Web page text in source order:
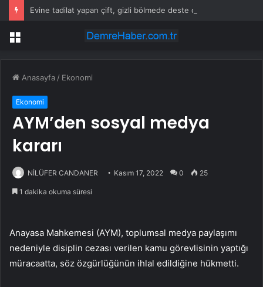
Menü
Anasayfa / Ekonomi
Ekonomi
AYM’den sosyal medya
kararı
NİLÜFER CANDANER Kasım 17, 2022 0 25
1 dakika okuma süresi
Anayasa Mahkemesi (AYM), toplumsal medya paylaşımı
nedeniyle disiplin cezası verilen kamu görevlisinin yaptığı
müracaatta, söz özgürlüğünün ihlal edildiğine hükmetti.